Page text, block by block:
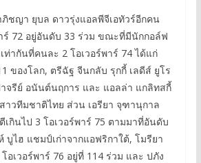
ชญา ยุบล ดาวรุ่งแอลพีจีเอทัวร์อีกคน
ร์ 72 อยู่อันดับ 33 ร่วม ขณะที่มีนักกอล์ฟ
ท่ากันที่คนละ 2 โอเวอร์พาร์ 74 ได้แก่
ของโลก, ตรีฉัฐ จีนกลับ รุกกี้ เลดีส์ ยูโร
จรีย์ อนันต์นฤการ และ แอลล่า แกลิทสกี้
าวทีมชาติไทย ส่วน เอรียา จุฑานุกาล
กินไป 3 โอเวอร์พาร์ 75 ตามมาที่อันดับ
บูไฮ แชมป์เก่าจากแอฟริกาใต้, โมรียา
อเวอร์พาร์ 76 อยู่ที่ 114 ร่วม และ ปภัง